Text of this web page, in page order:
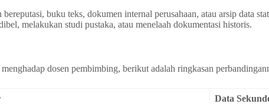
buku teks, dokumen internal perusahaan, atau arsip data
melakukan studi pustaka, atau menelaah dokumentasi historis.
dosen pembimbing, berikut adalah ringkasan
Data